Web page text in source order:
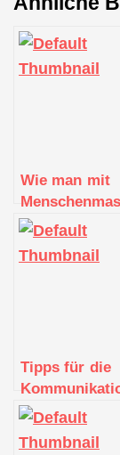
Wie man mit
an Bord einer
umgeht
Tipps für die
an Bord eines